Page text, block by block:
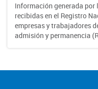
Información generada por
recibidas en el Registro
empresas y trabajadores
admisión y permanencia